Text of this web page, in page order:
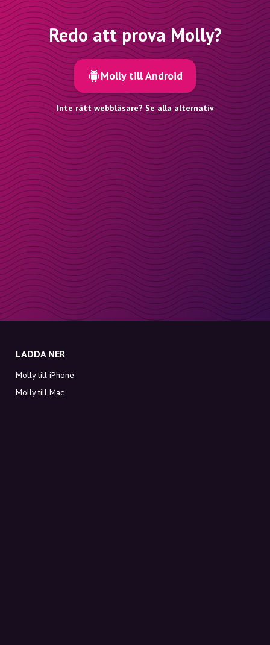
Redo att prova Molly?
Molly till Android
Inte rätt webbläsare? Se alla alternativ
LADDA NER
Molly till iPhone
Molly till Mac